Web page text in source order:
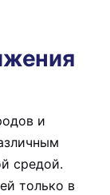
и
средой.
только в